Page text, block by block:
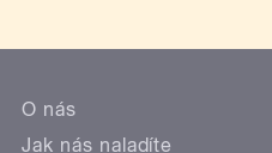
O nás
Jak nás naladíte